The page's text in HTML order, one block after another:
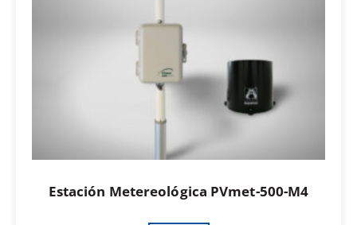
Estación Metereológica PVmet-500-M4